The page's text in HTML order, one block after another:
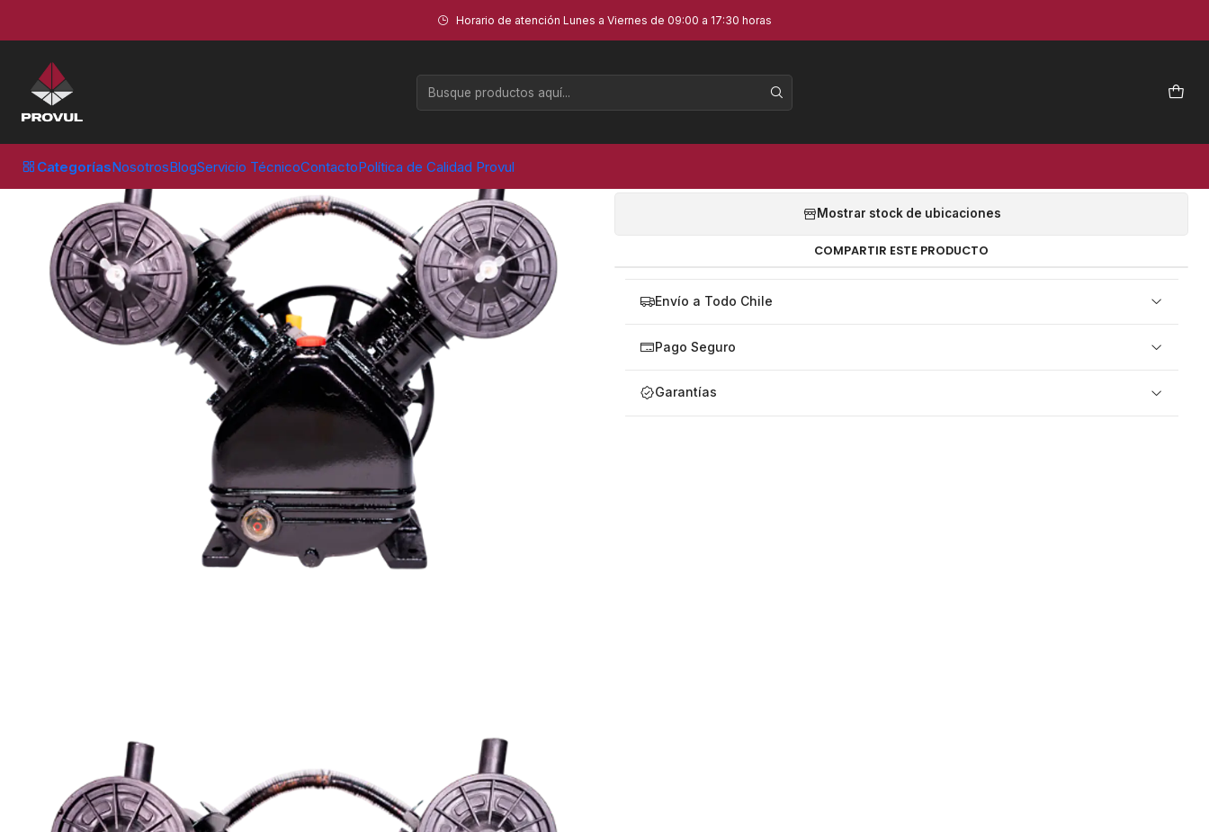
CategoríasNosotrosBlogServicio TécnicoContactoPolítica de Calidad Provul
Horario de atención Lunes a Viernes de 09:00 a 17:30 horas
CABEZAL 3HP EN V COMPRESOR 3HP200/300 PVL
CABEZAL 3HP EN V COMPRESOR
3HP200/300 PVL
Mostrar stock de ubicaciones
COMPARTIR ESTE PRODUCTO
Envío a Todo Chile
Pago Seguro
Garantías